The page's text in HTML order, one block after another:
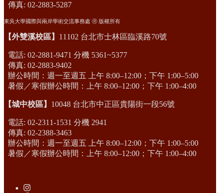
傳真: 02-2883-5287
東吳大學國際與兩岸學術交流事務處 Ⓡ 版權所有
【外雙溪校區】 11102 台北市士林區臨溪路70號
電話: 02-2881-9471 分機 5361~5377
傳真: 02-2883-9402
辦公時間：週一至週五 上午 8:00–12:00；下午 1:00–5:00
暑假／寒假辦公時間：上午 8:00–12:00；下午 1:00–4:00
【城中校區】 10048 台北市中正區貴陽街一段56號
電話: 02-2311-1531 分機 2941
傳真: 02-2388-3463
辦公時間：週一至週五 上午 8:00–12:00；下午 1:00–5:00
暑假／寒假辦公時間：上午 8:00–12:00；下午 1:00–4:00